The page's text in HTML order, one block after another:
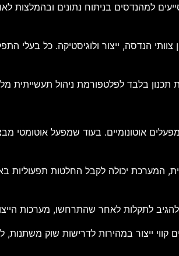
למהנדסים בניתוח נתונים ובהמלצות
הנדסה, ייצור ולוגיסטיקה. כל בעלי
אוטונומיים. בעוד שמפעל אוטומטי
המערכת יכולה לקבל החלטות
לתקלות לאחר שהתרחשו, מערכות הייצור
ייצור במהירות לדרישות שוק משתנות,